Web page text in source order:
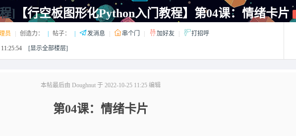
] 【行空板图形化Python入门教程】第04课：情绪卡片
员 创造力： 帖子： 发消息 串个门 加好友 打招呼
[显示全部楼层]
本帖最后由 Doughnut 于 2022-10-25 11:25 编辑
第04课：情绪卡片